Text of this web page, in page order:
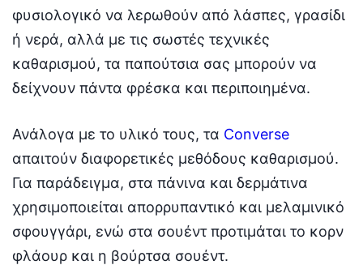
φυσιολογικό να λερωθούν από λάσπες, γρασίδι
ή νερά, αλλά με τις σωστές τεχνικές
καθαρισμού, τα παπούτσια σας μπορούν να
δείχνουν πάντα φρέσκα και περιποιημένα.
Ανάλογα με το υλικό τους, τα Converse
απαιτούν διαφορετικές μεθόδους καθαρισμού.
Για παράδειγμα, στα πάνινα και δερμάτινα
χρησιμοποιείται απορρυπαντικό και μελαμινικό
σφουγγάρι, ενώ στα σουέντ προτιμάται το κορν
φλάουρ και η βούρτσα σουέντ.